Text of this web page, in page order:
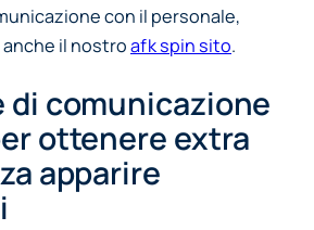
con il personale,
il nostroafk spin sito.
di comunicazione
ottenere extra
apparire